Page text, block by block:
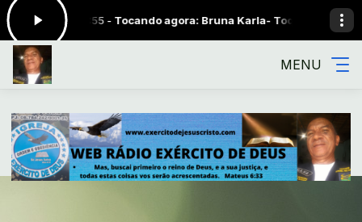
às 23:55 - Tocando agora: Bruna Karla- Toque nas Águas
MENU